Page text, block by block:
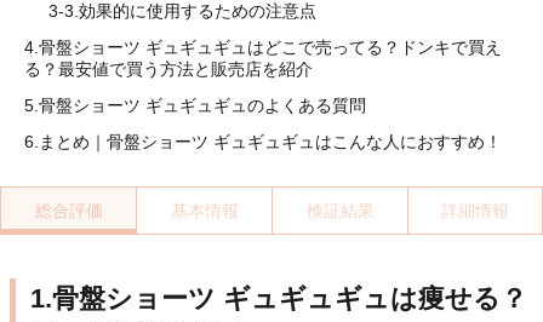
3-3.効果的に使用するための注意点
4.骨盤ショーツ ギュギュギュはどこで売ってる？ドンキで買え
る？最安値で買う方法と販売店を紹介
5.骨盤ショーツ ギュギュギュのよくある質問
6.まとめ｜骨盤ショーツ ギュギュギュはこんな人におすすめ！
総合評価 基本情報 検証結果 詳細情報
1.骨盤ショーツ ギュギュギュは痩せる？